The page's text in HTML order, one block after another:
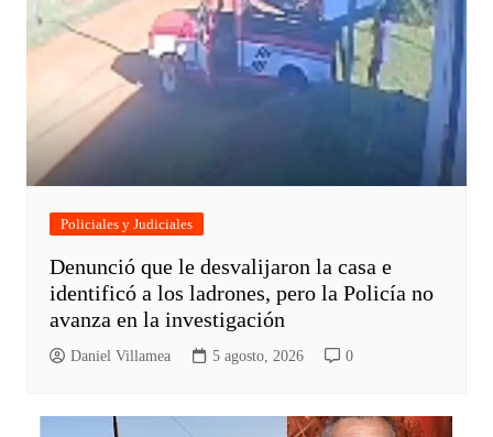
Policiales y Judiciales
Denunció que le desvalijaron la casa e
identificó a los ladrones, pero la Policía no
avanza en la investigación
Daniel Villamea 5 agosto, 2026 0